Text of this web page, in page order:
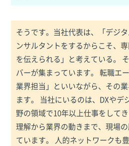
そうです。当社代表は、「デジ
ンサルタントをするからこそ、
を伝えられる」と考えている。
バーが集まっています。 転職エ
業界担当」といいながら、その
ます。 当社にいるのは、DXやデ
野の領域で10年以上仕事をして
理解から業界の動きまで、現場
ています。 人的ネットワークも